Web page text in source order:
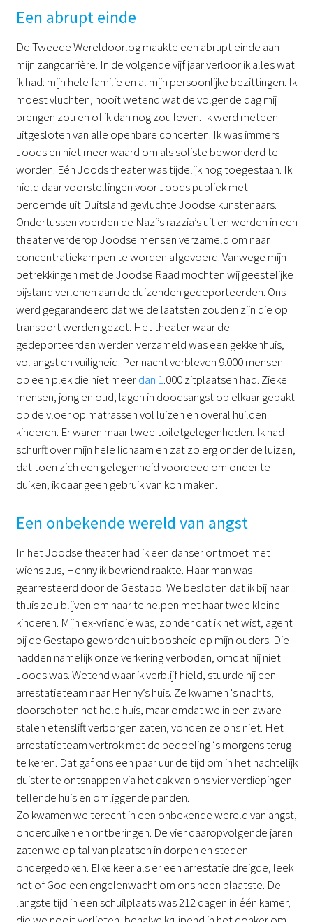
Een abrupt einde
De Tweede Wereldoorlog maakte een abrupt einde aan
mijn zangcarrière. In de volgende vijf jaar verloor ik alles wat
ik had: mijn hele familie en al mijn persoonlijke bezittingen. Ik
moest vluchten, nooit wetend wat de volgende dag mij
brengen zou en of ik dan nog zou leven. Ik werd meteen
uitgesloten van alle openbare concerten. Ik was immers
Joods en niet meer waard om als soliste bewonderd te
worden. Eén Joods theater was tijdelijk nog toegestaan. Ik
hield daar voorstellingen voor Joods publiek met
beroemde uit Duitsland gevluchte Joodse kunstenaars.
Ondertussen voerden de Nazi’s razzia’s uit en werden in een
theater verderop Joodse mensen verzameld om naar
concentratiekampen te worden afgevoerd. Vanwege mijn
betrekkingen met de Joodse Raad mochten wij geestelijke
bijstand verlenen aan de duizenden gedeporteerden. Ons
werd gegarandeerd dat we de laatsten zouden zijn die op
transport werden gezet. Het theater waar de
gedeporteerden werden verzameld was een gekkenhuis,
vol angst en vuiligheid. Per nacht verbleven 9.000 mensen
op een plek die niet meerdan 1.000 zitplaatsen had. Zieke
mensen, jong en oud, lagen in doodsangst op elkaar gepakt
op de vloer op matrassen vol luizen en overal huilden
kinderen. Er waren maar twee toiletgelegenheden. Ik had
schurft over mijn hele lichaam en zat zo erg onder de luizen,
dat toen zich een gelegenheid voordeed om onder te
duiken, ik daar geen gebruik van kon maken.
Een onbekende wereld van angst
In het Joodse theater had ik een danser ontmoet met
wiens zus, Henny ik bevriend raakte. Haar man was
gearresteerd door de Gestapo. We besloten dat ik bij haar
thuis zou blijven om haar te helpen met haar twee kleine
kinderen. Mijn ex-vriendje was, zonder dat ik het wist, agent
bij de Gestapo geworden uit boosheid op mijn ouders. Die
hadden namelijk onze verkering verboden, omdat hij niet
Joods was. Wetend waar ik verblijf hield, stuurde hij een
arrestatieteam naar Henny’s huis. Ze kwamen 's nachts,
doorschoten het hele huis, maar omdat we in een zware
stalen etenslift verborgen zaten, vonden ze ons niet. Het
arrestatieteam vertrok met de bedoeling ‘s morgens terug
te keren. Dat gaf ons een paar uur de tijd om in het nachtelijk
duister te ontsnappen via het dak van ons vier verdiepingen
tellende huis en omliggende panden.
Zo kwamen we terecht in een onbekende wereld van angst,
onderduiken en ontberingen. De vier daaropvolgende jaren
zaten we op tal van plaatsen in dorpen en steden
ondergedoken. Elke keer als er een arrestatie dreigde, leek
het of God een engelenwacht om ons heen plaatste. De
langste tijd in een schuilplaats was 212 dagen in één kamer,